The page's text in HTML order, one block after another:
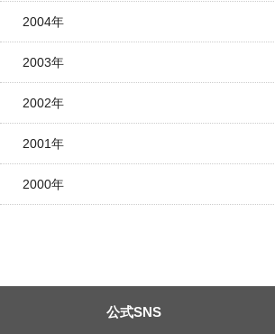
2004年
2003年
2002年
2001年
2000年
公式SNS